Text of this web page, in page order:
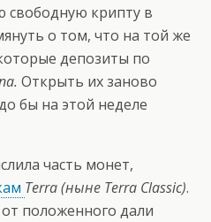
свободную крипту в
о том, что на той же
депозиты по
Открыть их заново
бы на этой неделе
часть монет,
Terra (ныне Terra Classic).
от положенного дали